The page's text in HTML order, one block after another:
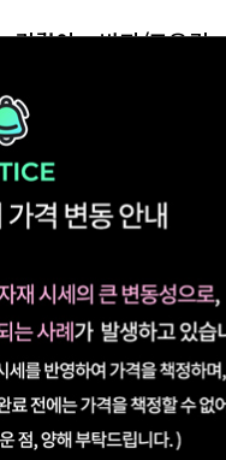
귀걸이 반지/토우링